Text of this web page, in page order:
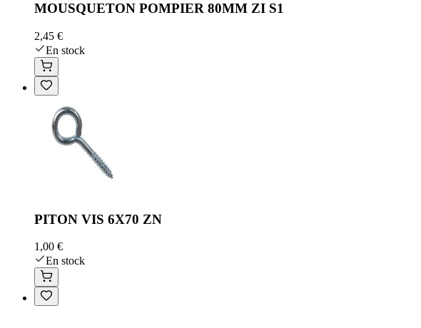
MOUSQUETON POMPIER 80MM ZI S1
2,45 €
En stock
PITON VIS 6X70 ZN
1,00 €
En stock